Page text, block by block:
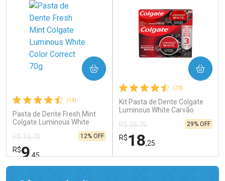
(14)
Pasta de Dente Fresh Mint
Colgate Luminous White
R$ 10,70
R$9,45
12% OFF
COMPRAR
(73)
Kit Pasta de Dente Colgate
Luminous White Carvão
Ativado 3 Unidades de 70g
R$ 25,75
R$18,25
29% OFF
COMPRAR